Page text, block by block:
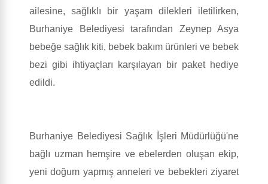
ailesine, sağlıklı bir yaşam dilekleri iletilirken,
Burhaniye Belediyesi tarafından Zeynep Asya
bebeğe sağlık kiti, bebek bakım ürünleri ve bebek
bezi gibi ihtiyaçları karşılayan bir paket hediye
edildi.
Burhaniye Belediyesi Sağlık İşleri Müdürlüğü'ne
bağlı uzman hemşire ve ebelerden oluşan ekip,
yeni doğum yapmış anneleri ve bebekleri ziyaret